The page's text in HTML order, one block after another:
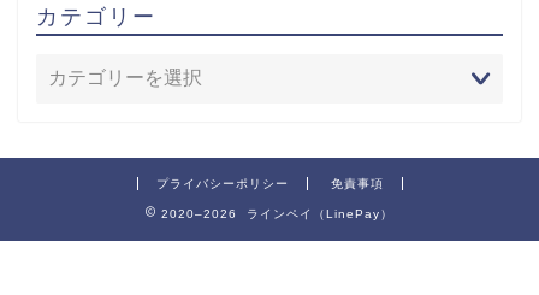
カテゴリー
プライバシーポリシー 免責事項
2020–2026 ラインペイ（LinePay）